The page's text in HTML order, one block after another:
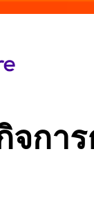
จกา